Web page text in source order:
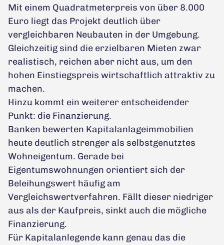
Mit einem Quadratmeterpreis von über 8.000
Euro liegt das Projekt deutlich über
vergleichbaren Neubauten in der Umgebung.
Gleichzeitig sind die erzielbaren Mieten zwar
realistisch, reichen aber nicht aus, um den
hohen Einstiegspreis wirtschaftlich attraktiv zu
machen.
Hinzu kommt ein weiterer entscheidender
Punkt: die Finanzierung.
Banken bewerten Kapitalanlageimmobilien
heute deutlich strenger als selbstgenutztes
Wohneigentum. Gerade bei
Eigentumswohnungen orientiert sich der
Beleihungswert häufig am
Vergleichswertverfahren. Fällt dieser niedriger
aus als der Kaufpreis, sinkt auch die mögliche
Finanzierung.
Für Kapitalanlegende kann genau das die